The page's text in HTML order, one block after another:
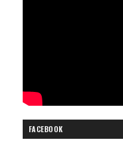
FACEBOOK